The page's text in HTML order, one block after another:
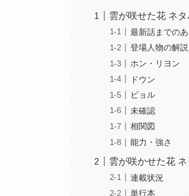
雲が咲せた花 ネ
最新話までの
登場人物の解説
ホン・リヨン
ドウン
ビョル
未確認
相関図
能力・強さ
雲が咲かせた花
連載状況
単行本